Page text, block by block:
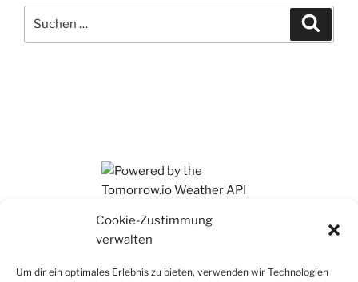
Cookie-Zustimmung
verwalten
Um dir ein optimales Erlebnis zu bieten, verwenden wir Technologien
nach: